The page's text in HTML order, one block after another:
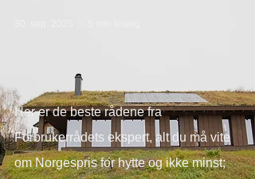
Her er de beste rådene fra
Forbrukerrådets ekspert, alt du må vite
om Norgespris for hytte og ikke minst;